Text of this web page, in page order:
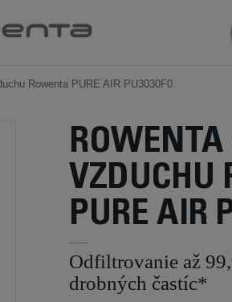
Rowenta PURE AIR PU3030F0
VZDUCHU
PURE AIR
Odfiltrovanie až
drobných častíc*